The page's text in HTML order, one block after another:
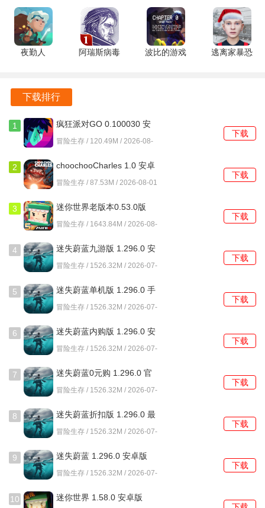
环境的多样性让每一次探索都充满未知，玩家能够在不同的
地形中体验到不同的生存策略。
游戏的资源管理系统要求玩家合理利用所收集的资源，以满
通过不断的探索和创造，玩家可以实现自己的创意，构建属
于自己的世界。
我的世界水星迫降游戏简评
我的世界水星迫降是一款极具创意和挑战性的游戏整合包，
保留了我的世界系列的经典玩法。
独特的水星环境使得生存体验更加真实与紧张，资源管理和
环境探索的结合让玩家时刻保持紧张感。
型的玩家。
独特性，创造属于自己的生存故事。
亡总集篇
v1.3.3 安卓
版
1.0 安卓版
2.0Fixed+Xtras
安卓版
1.83.5888
安卓版
夜勤人
阿瑞斯病毒
波比的游戏
逃离家暴恐
下载排行
1
疯狂派对GO 0.100030 安
卓正版
冒险生存 / 120.49M / 2026-08-
下载
2
choochooCharles 1.0 安卓
版
冒险生存 / 87.53M / 2026-08-01
下载
3
迷你世界老版本0.53.0版
1.58.0 安卓版
冒险生存 / 1643.84M / 2026-08-
下载
4
迷失蔚蓝九游版 1.296.0 安
卓版
冒险生存 / 1526.32M / 2026-07-
下载
5
迷失蔚蓝单机版 1.296.0 手
机版
冒险生存 / 1526.32M / 2026-07-
下载
6
迷失蔚蓝内购版 1.296.0 安
卓版
冒险生存 / 1526.32M / 2026-07-
下载
7
迷失蔚蓝0元购 1.296.0 官
方版
冒险生存 / 1526.32M / 2026-07-
下载
8
迷失蔚蓝折扣版 1.296.0 最
新版
冒险生存 / 1526.32M / 2026-07-
下载
9 迷失蔚蓝 1.296.0 安卓版
冒险生存 / 1526.32M / 2026-07-
下载
10
迷你世界 1.58.0 安卓版